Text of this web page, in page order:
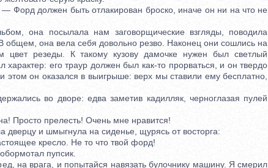
должен быть отлакирован броско, иначе он ни на что не
она посылала нам заговорщические взгляды, поводила
общем, она вела себя довольно резво. Наконец они сошлись на
цвет резеды. К такому кузову дамочке нужен был светлый
характер: его траур должен был как-то прорваться, и он твердо
этом он оказался в выигрыше: верх мы ставили ему бесплатно,
во дворе: едва заметив кадилляк, черноглазая пулей
Просто прелесть! Очень мне нравится!
и шмыгнула на сиденье, щурясь от восторга:
кресло. Не то что твой форд!
пупсик.
на врага, и попытайся навязать булочнику машину. Я смерил